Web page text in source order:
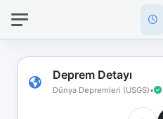
Deprem Detayı
Dünya Depremleri (USGS)•
bağlantınız
koptu!
Çevrimdışı
moddasınız.